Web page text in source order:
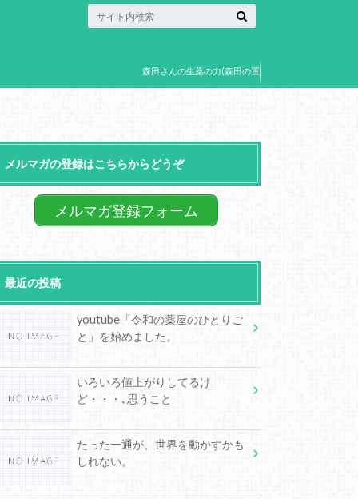
森田さんの生薬の力(森田の置
メルマガの登録はこちらからどうぞ
メルマガ登録フォーム
最近の投稿
youtube「令和の薬屋のひとりご
と」を始めました。
いろいろ値上がりしてるけ
ど・・・､思うこと
たった一通が、世界を動かすかも
しれない。